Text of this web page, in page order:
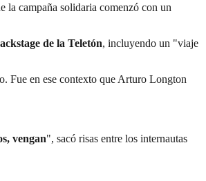
la campaña solidaria comenzó con un
de la Teletón, incluyendo un "viaje
Fue en ese contexto que Arturo Longton
vengan", sacó risas entre los internautas